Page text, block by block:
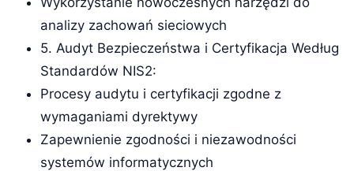
analizy zachowań sieciowych
5. Audyt Bezpieczeństwa i Certyfikacja Według
Standardów NIS2:
Procesy audytu i certyfikacji zgodne z
wymaganiami dyrektywy
Zapewnienie zgodności i niezawodności
systemów informatycznych